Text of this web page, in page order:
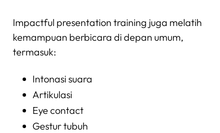
Impactful presentation training juga melatih
kemampuan berbicara di depan umum,
termasuk:
Intonasi suara
Artikulasi
Eye contact
Gestur tubuh